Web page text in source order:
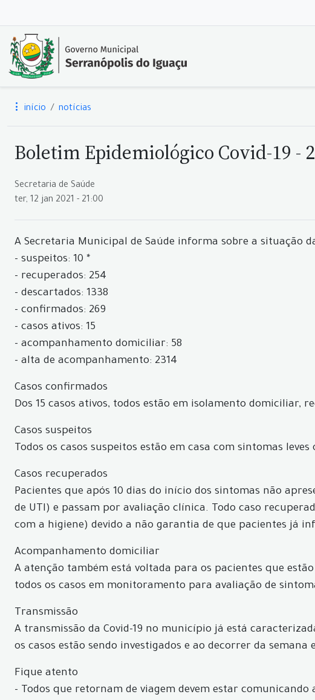
início notícias
Boletim Epidemiológico Covid-19 -
Secretaria de Saúde
ter, 12 jan 2021 - 21:00
A Secretaria Municipal de Saúde informa sobre a situação
- suspeitos: 10 *
- recuperados: 254
- descartados: 1338
- confirmados: 269
- casos ativos: 15
- acompanhamento domiciliar: 58
- alta de acompanhamento: 2314
Casos confirmados
Dos 15 casos ativos, todos estão em isolamento domiciliar,
Casos suspeitos
Todos os casos suspeitos estão em casa com sintomas
Casos recuperados
Pacientes que após 10 dias do início dos sintomas não
de UTI) e passam por avaliação clínica. Todo caso
com a higiene) devido a não garantia de que pacientes já
Acompanhamento domiciliar
A atenção também está voltada para os pacientes que
todos os casos em monitoramento para avaliação de
Transmissão
A transmissão da Covid-19 no município já está
os casos estão sendo investigados e ao decorrer da
Fique atento
- Todos que retornam de viagem devem estar